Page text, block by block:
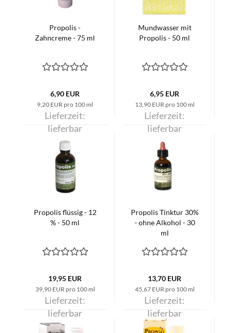
Propolis -
Zahncreme - 75 ml
6,90 EUR
9,20 EUR pro 100 ml
Lieferzeit:
lieferbar
Mundwasser mit
Propolis - 50 ml
6,95 EUR
13,90 EUR pro 100 ml
Lieferzeit:
lieferbar
Propolis flüssig - 12
% - 50 ml
19,95 EUR
39,90 EUR pro 100 ml
Lieferzeit:
lieferbar
Propolis Tinktur 30%
- ohne Alkohol - 30
ml
13,70 EUR
45,67 EUR pro 100 ml
Lieferzeit:
lieferbar